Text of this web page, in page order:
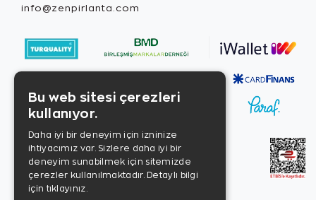
info@zenpirlanta.com
Bu web sitesi çerezleri
kullanıyor.
Daha iyi bir deneyim için izninize
ihtiyacımız var. Sizlere daha iyi bir
deneyim sunabilmek için sitemizde
çerezler kullanılmaktadır. Detaylı bilgi
için tıklayınız.